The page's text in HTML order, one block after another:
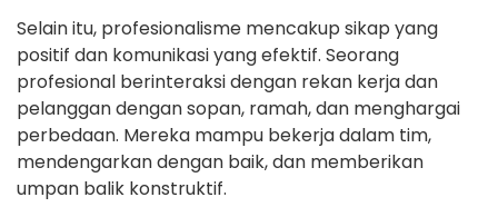
Selain itu, profesionalisme mencakup sikap yang
positif dan komunikasi yang efektif. Seorang
profesional berinteraksi dengan rekan kerja dan
pelanggan dengan sopan, ramah, dan menghargai
perbedaan. Mereka mampu bekerja dalam tim,
mendengarkan dengan baik, dan memberikan
umpan balik konstruktif.